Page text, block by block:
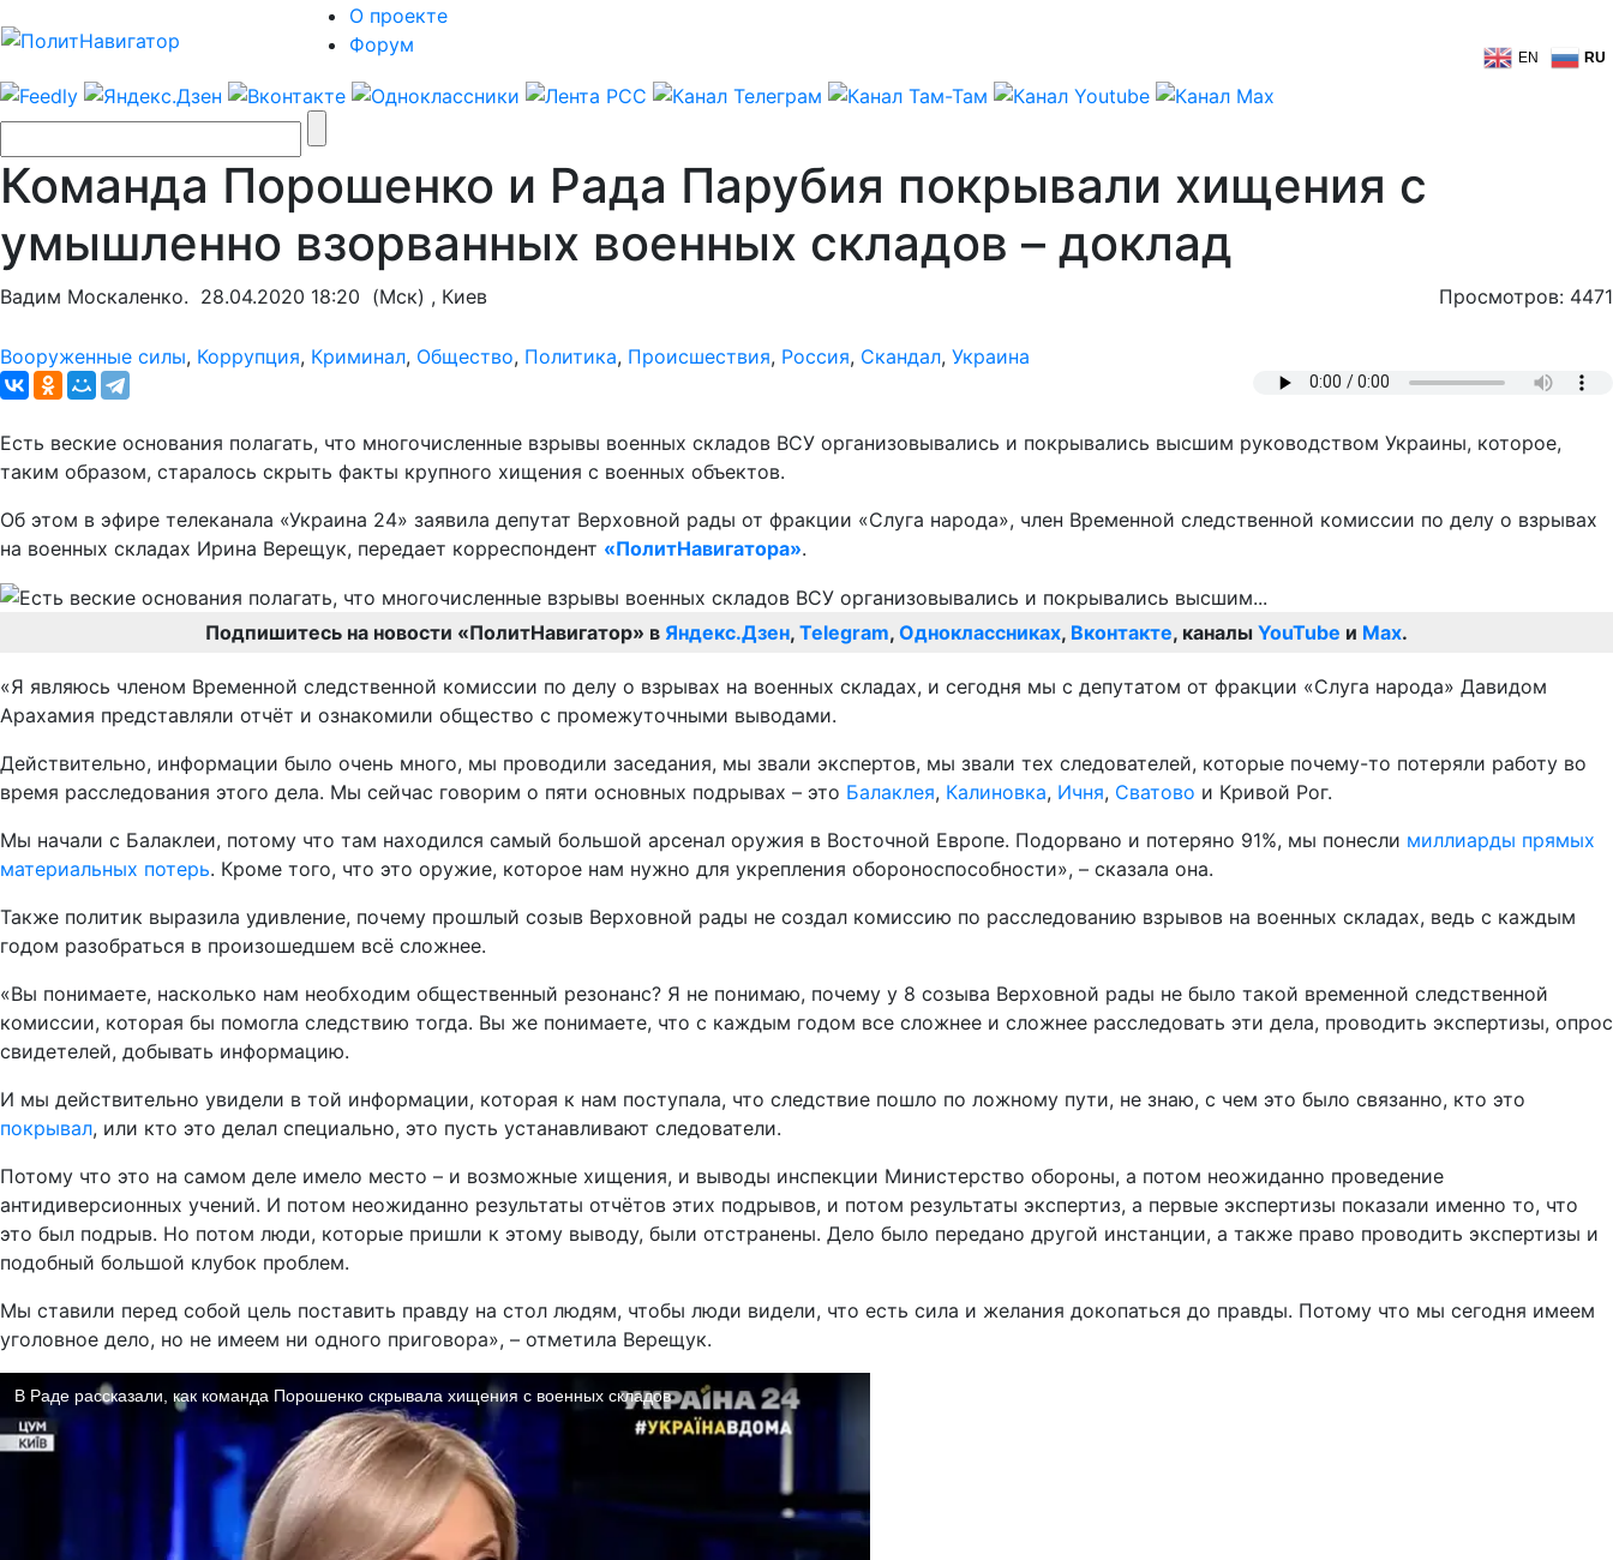
О проекте
Форум
EN RU
Команда Порошенко и Рада Парубия покрывали хищения с
умышленно взорванных военных складов – доклад
Вадим Москаленко. 28.04.2020 18:20 (Мск) , Киев Просмотров: 4471
Вооруженные силы, Коррупция, Криминал, Общество, Политика, Происшествия, Россия, Скандал, Украина
Есть веские основания полагать, что многочисленные взрывы военных складов ВСУ организовывались и покрывались высшим руководством Украины, которое,
таким образом, старалось скрыть факты крупного хищения с военных объектов.
Об этом в эфире телеканала «Украина 24» заявила депутат Верховной рады от фракции «Слуга народа», член Временной следственной комиссии по делу о взрывах
на военных складах Ирина Верещук, передает корреспондент «ПолитНавигатора».
Подпишитесь на новости «ПолитНавигатор» в Яндекс.Дзен, Telegram, Одноклассниках, Вконтакте, каналы YouTube и Max.
«Я являюсь членом Временной следственной комиссии по делу о взрывах на военных складах, и сегодня мы с депутатом от фракции «Слуга народа» Давидом
Арахамия представляли отчёт и ознакомили общество с промежуточными выводами.
Действительно, информации было очень много, мы проводили заседания, мы звали экспертов, мы звали тех следователей, которые почему-то потеряли работу во
время расследования этого дела. Мы сейчас говорим о пяти основных подрывах – это Балаклея, Калиновка, Ичня, Сватово и Кривой Рог.
Мы начали с Балаклеи, потому что там находился самый большой арсенал оружия в Восточной Европе. Подорвано и потеряно 91%, мы понесли миллиарды прямых
материальных потерь. Кроме того, что это оружие, которое нам нужно для укрепления обороноспособности», – сказала она.
Также политик выразила удивление, почему прошлый созыв Верховной рады не создал комиссию по расследованию взрывов на военных складах, ведь с каждым
годом разобраться в произошедшем всё сложнее.
«Вы понимаете, насколько нам необходим общественный резонанс? Я не понимаю, почему у 8 созыва Верховной рады не было такой временной следственной
комиссии, которая бы помогла следствию тогда. Вы же понимаете, что с каждым годом все сложнее и сложнее расследовать эти дела, проводить экспертизы, опрос
свидетелей, добывать информацию.
И мы действительно увидели в той информации, которая к нам поступала, что следствие пошло по ложному пути, не знаю, с чем это было связанно, кто это
покрывал, или кто это делал специально, это пусть устанавливают следователи.
Потому что это на самом деле имело место – и возможные хищения, и выводы инспекции Министерство обороны, а потом неожиданно проведение
антидиверсионных учений. И потом неожиданно результаты отчётов этих подрывов, и потом результаты экспертиз, а первые экспертизы показали именно то, что
это был подрыв. Но потом люди, которые пришли к этому выводу, были отстранены. Дело было передано другой инстанции, а также право проводить экспертизы и
подобный большой клубок проблем.
Мы ставили перед собой цель поставить правду на стол людям, чтобы люди видели, что есть сила и желания докопаться до правды. Потому что мы сегодня имеем
уголовное дело, но не имеем ни одного приговора», – отметила Верещук.